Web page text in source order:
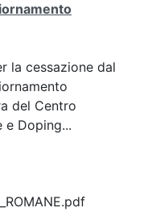
la cessazione dal
del Centro
e Doping...